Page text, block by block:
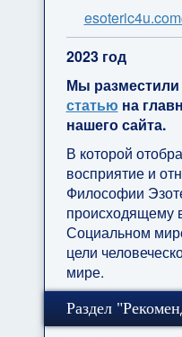
2023 год
Мы разместили
статью на
нашего сайта.
В которой
восприятие и
Философии
происходящему
Социальном
цели
мире.
Раздел